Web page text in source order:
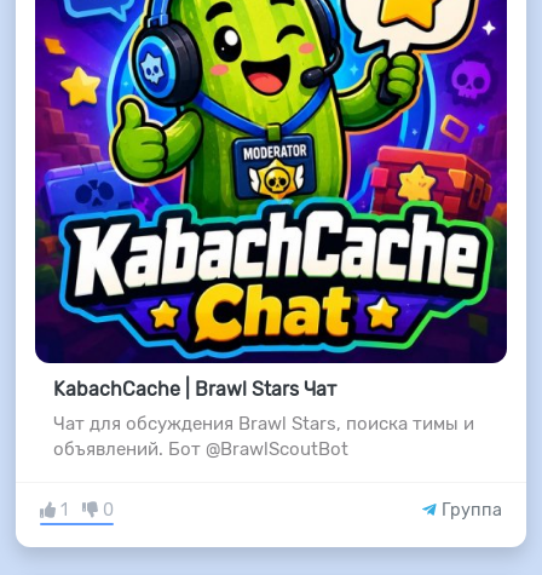
KabachCache | Brawl Stars Чат
Чат для обсуждения Brawl Stars, поиска тимы и
объявлений. Бот @BrawlScoutBot
1 0 Группа